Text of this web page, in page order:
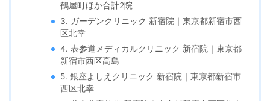
鶴屋町ほか合計2院
3. ガーデンクリニック 新宿院｜東京都新宿市西
区北幸
4. 表参道メディカルクリニック 新宿院｜東京都
新宿市西区高島
5. 銀座よしえクリニック 新宿院｜東京都新宿市
西区北幸